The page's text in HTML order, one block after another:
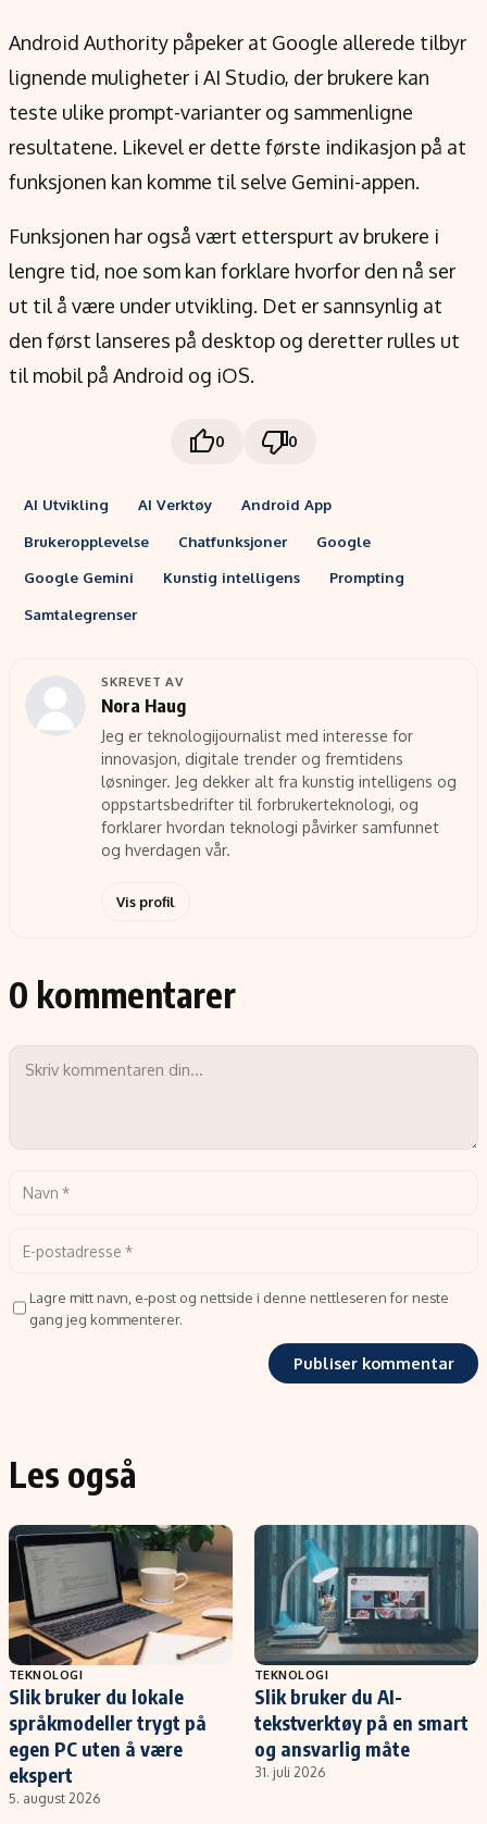
Android Authority påpeker at Google allerede tilbyr
lignende muligheter i AI Studio, der brukere kan
teste ulike prompt-varianter og sammenligne
resultatene. Likevel er dette første indikasjon på at
funksjonen kan komme til selve Gemini-appen.
Funksjonen har også vært etterspurt av brukere i
lengre tid, noe som kan forklare hvorfor den nå ser
ut til å være under utvikling. Det er sannsynlig at
den først lanseres på desktop og deretter rulles ut
til mobil på Android og iOS.
0 0
AI Utvikling AI Verktøy
Android App
Brukeropplevelse
Chatfunksjoner
Google
Google Gemini
Kunstig intelligens
Prompting
Samtalegrenser
SKREVET AV
Nora Haug
Jeg er teknologijournalist med interesse for
innovasjon, digitale trender og fremtidens
løsninger. Jeg dekker alt fra kunstig intelligens og
oppstartsbedrifter til forbrukerteknologi, og
forklarer hvordan teknologi påvirker samfunnet
og hverdagen vår.
Vis profil
0 kommentarer
Lagre mitt navn, e-post og nettside i denne nettleseren for neste
gang jeg kommenterer.
Les også
TEKNOLOGI
Slik bruker du lokale
språkmodeller trygt på
egen PC uten å være
ekspert
5. august 2026
TEKNOLOGI
Slik bruker du AI-
tekstverktøy på en smart
og ansvarlig måte
31. juli 2026